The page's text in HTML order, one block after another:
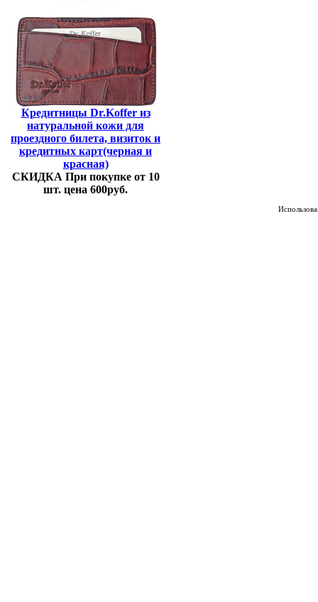
Кредитницы Dr.Koffer из
натуральной кожи для
проездного билета, визиток и
кредитных карт(черная и
красная)
СКИДКА При покупке от 10
шт. цена 600руб.